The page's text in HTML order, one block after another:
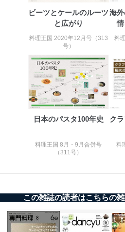
苦情及び相談受付け窓口
ステムに関するご相談及び苦情に
絡ください。
適切、かつ迅速に対応させていた
株式会社富士山マガジンサービ
係
TEL：0570-200-223
FAX：03-5459-7073
e-mail：
cs@fujisan.co.jp
株式会社富士山マガジンサービス
代表取締役会長 西野 伸一郎
個人情報の取扱いについて
護管理者の責任のもと、個人情
用・提供・管理いたします。
ビーツとケールのルーツ
と広がり
料理王国 2020年12月号（313
号）
海
料
日本のパスタ100年史
料理王国 8月・9月合併号
（311号）
ク
料
この雑誌の読者はこちらの